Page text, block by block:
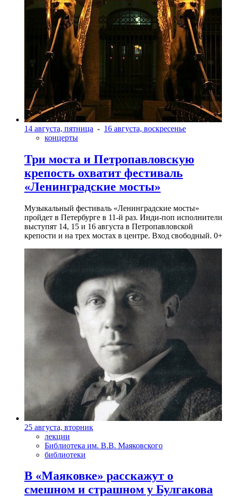
14 августа, пятница - 16 августа, воскресенье
концерты
Три моста и Петропавловскую
крепость охватит фестиваль
«Ленинградские мосты»
Музыкальный фестиваль «Ленинградские мосты»
пройдет в Петербурге в 11-й раз. Инди-поп исполнители
выступят 14, 15 и 16 августа в Петропавловской
крепости и на трех мостах в центре. Вход свободный. 0+
25 августа, вторник
лекции
Библиотека им. В.В. Маяковского
библиотеки
В «Маяковке» расскажут о
смешном и страшном у Булгакова